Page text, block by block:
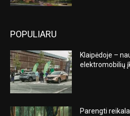
POPULIARU
Klaipėdoje –
elektromobilių
Parengti